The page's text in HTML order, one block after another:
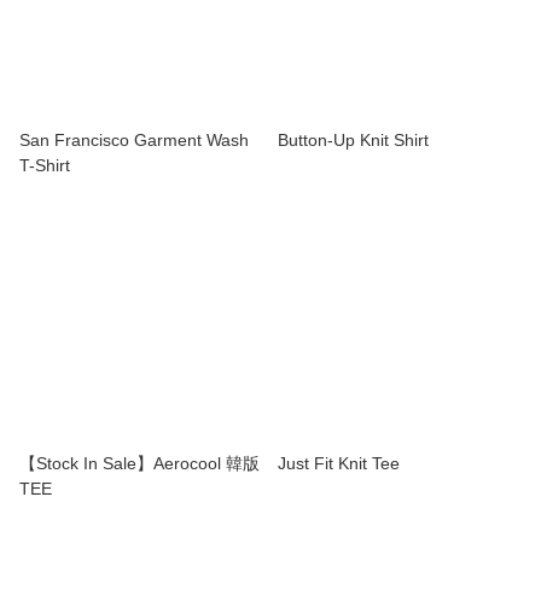
San Francisco Garment Wash
T-Shirt
Button-Up Knit Shirt
【Stock In Sale】Aerocool 韓版
TEE
Just Fit Knit Tee